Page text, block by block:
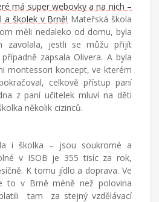
má super webovky a na nich –
školek v Brně! Mateřská škola
měli nedaleko od domu, byla
zavolala, jestli se můžu přijít
zapsala Olivera. A byla
montessori koncept, ve kterém
celkově přístup paní
z paní učitelek mluví na děti
několik cizinců.
i školka – jsou soukromé a
v ISOB je 355 tisíc za rok,
K tomu jídlo a doprava. Ve
to v Brně méně než polovina
tam za stejný vzdělávací